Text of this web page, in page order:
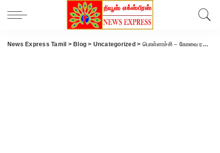
News Express Tamil > Blog > Uncategorized > பொள்ளாச்சி – கோவை ரயில் நேரம் மாற்றம்.பயணிகள் மகிழ்ச்சி.